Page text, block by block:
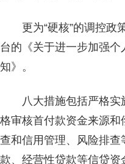
更为“硬核”的调控政
台的《关于进一步加强
知》。
八大措施包括严格
格审核首付款资金来源
查和信用管理、风险排
款、经营性贷款等信贷资